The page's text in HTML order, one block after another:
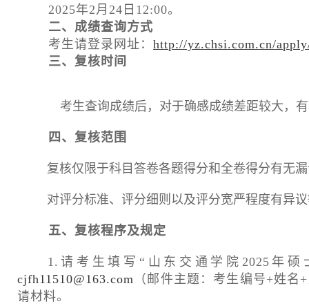
2025年2月 24 日 12:00。
二、成绩查询方式
考生请登录网址： http://yz.chsi.com.cn/
三、复核时间
考生查询成绩后，对于确感成绩差距较大，有
四、复核范围
复核仅限于科目答卷各题得分和全卷得分有无
对评分标准、评分细则以及评分宽严程度有异
五、复核程序及规定
1. 请考生填写 “ 山东交通学院 2025 年硕
cjfh11510@163.com （邮件主题：考生编号+姓名 +
请材料。